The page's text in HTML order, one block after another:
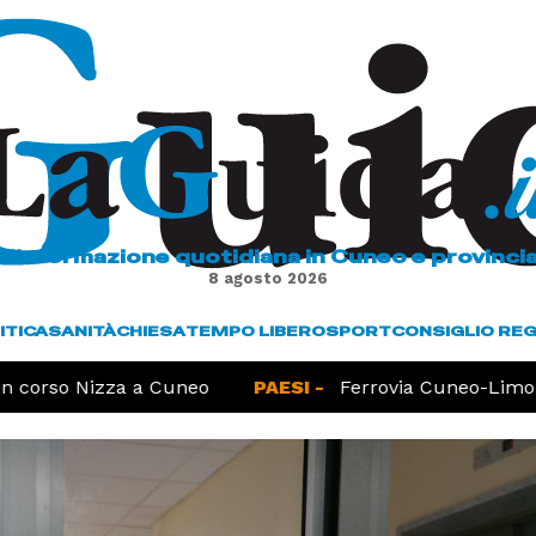
L'informazione quotidiana in Cuneo e
8 agosto 2026
SANITÀCHIESATEMPO LIBEROSPORTCONSIGLIO
Nizza a Cuneo PAESI - Ferrovia Cuneo-